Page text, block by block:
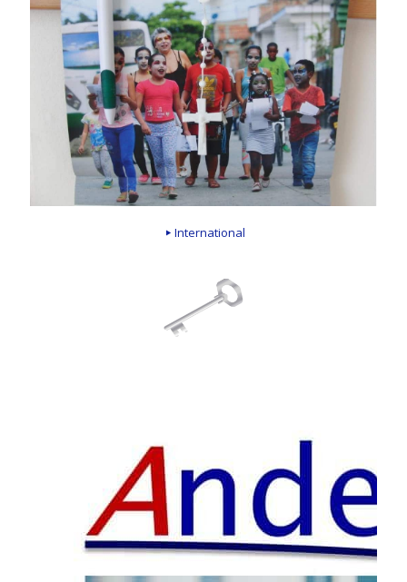
International